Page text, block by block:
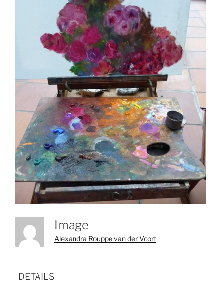
Image
Alexandra Rouppe van der Voort
DETAILS